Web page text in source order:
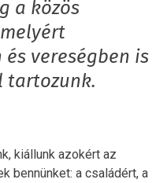
a közös
és vereségben is
tartozunk.
kiállunk azokért az
bennünket: a családért, a